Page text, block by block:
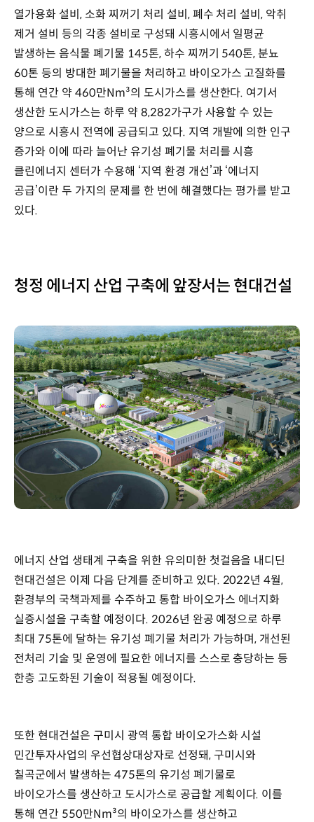
열가용화 설비, 소화 찌꺼기 처리 설비, 폐수 처리 설비, 악취
제거 설비 등의 각종 설비로 구성돼 시흥시에서 일평균
발생하는 음식물 폐기물 145톤, 하수 찌꺼기 540톤, 분뇨
60톤 등의 방대한 폐기물을 처리하고 바이오가스 고질화를
통해 연간 약 460만Nm³의 도시가스를 생산한다. 여기서
생산한 도시가스는 하루 약 8,282가구가 사용할 수 있는
양으로 시흥시 전역에 공급되고 있다. 지역 개발에 의한 인구
증가와 이에 따라 늘어난 유기성 폐기물 처리를 시흥
클린에너지 센터가 수용해 ‘지역 환경 개선’과 ‘에너지
공급’이란 두 가지의 문제를 한 번에 해결했다는 평가를 받고
있다.
청정 에너지 산업 구축에 앞장서는 현대건설
에너지 산업 생태계 구축을 위한 유의미한 첫걸음을 내디딘
현대건설은 이제 다음 단계를 준비하고 있다. 2022년 4월,
환경부의 국책과제를 수주하고 통합 바이오가스 에너지화
실증시설을 구축할 예정이다. 2026년 완공 예정으로 하루
최대 75톤에 달하는 유기성 폐기물 처리가 가능하며, 개선된
전처리 기술 및 운영에 필요한 에너지를 스스로 충당하는 등
한층 고도화된 기술이 적용될 예정이다.
또한 현대건설은 구미시 광역 통합 바이오가스화 시설
민간투자사업의 우선협상대상자로 선정돼, 구미시와
칠곡군에서 발생하는 475톤의 유기성 폐기물로
바이오가스를 생산하고 도시가스로 공급할 계획이다. 이를
통해 연간 550만Nm³의 바이오가스를 생산하고